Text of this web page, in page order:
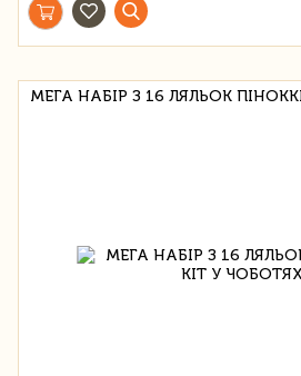
МЕГА НАБІР З 16 ЛЯЛЬОК